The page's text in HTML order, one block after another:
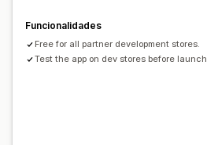
Análise de dados e relatórios
Testes A/B
Funcionalidades
Free for all partner development stores.
Test the app on dev stores before launch